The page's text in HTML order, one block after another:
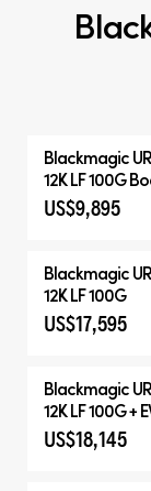
Blackmagic
12K LF 100G
US$9,895
Blackmagic
12K LF 100G
US$17,595
Blackmagic
12K LF 100G +
US$18,145